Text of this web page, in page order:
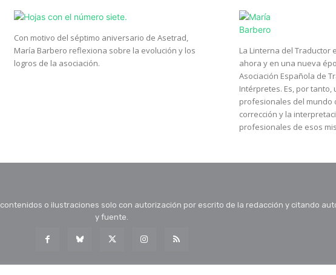
Con motivo del séptimo aniversario de Asetrad,
María Barbero reflexiona sobre la evolución y los
logros de la asociación.
La Linterna del Traductor
ahora y en una nueva
Asociación Española de
Intérpretes. Es, por
profesionales del mundo
corrección y la
profesionales de esos
o ilustraciones solo con autorización por escrito de la redacción y citando
y fuente.